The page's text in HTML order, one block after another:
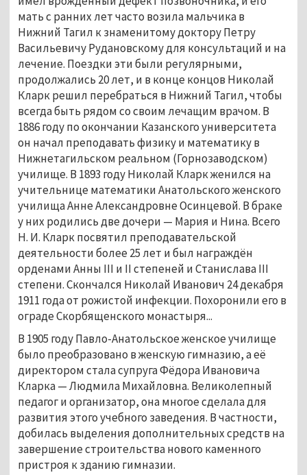
мать с ранних лет часто возила мальчика в
Нижний Тагил к знаменитому доктору Петру
Васильевичу Рудановскому для консультаций и на
лечение. Поездки эти были регулярными,
продолжались 20 лет, и в конце концов Николай
Кларк решил перебраться в Нижний Тагил, чтобы
всегда быть рядом со своим лечащим врачом. В
1886 году по окончании Казанского университета
он начал преподавать физику и математику в
Нижнетагильском реальном (Горнозаводском)
училище. В 1893 году Николай Кларк женился на
учительнице математики Анатольского женского
училища Анне Александровне Осинцевой. В браке
у них родились две дочери — Мария и Нина. Всего
Н. И. Кларк посвятил преподавательской
деятельности более 25 лет и был награждён
орденами Анны III и II степеней и Станислава III
степени. Скончался Николай Иванович 24 декабря
1911 года от рожистой инфекции. Похоронили его в
ограде Скорбященского монастыря...
В 1905 году Павло-Анатольское женское училище
было преобразовано в женскую гимназию, а её
директором стала супруга Фёдора Ивановича
Кларка — Людмила Михайловна. Великолепный
педагог и организатор, она многое сделала для
развития этого учебного заведения. В частности,
добилась выделения дополнительных средств на
завершение строительства нового каменного
пристроя к зданию гимназии.